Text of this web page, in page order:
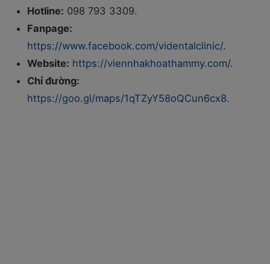
Hotline: 098 793 3309.
Fanpage:
https://www.facebook.com/videntalclinic/.
Website: https://viennhakhoathammy.com/.
Chỉ đường:
https://goo.gl/maps/1qTZyY58oQCun6cx8.